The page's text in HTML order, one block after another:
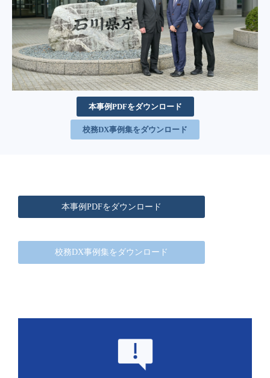
本事例PDFをダウンロード
校務DX事例集をダウンロード
本事例PDFをダウンロード
校務DX事例集をダウンロード